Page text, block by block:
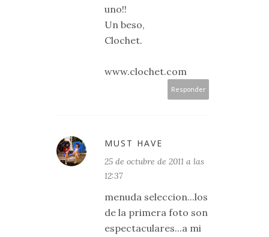
uno!!
Un beso,
Clochet.
www.clochet.com
Responder
MUST HAVE
25 de octubre de 2011 a las
12:37
menuda seleccion...los
de la primera foto son
espectaculares...a mi